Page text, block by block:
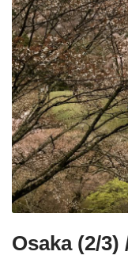
Osaka (2/